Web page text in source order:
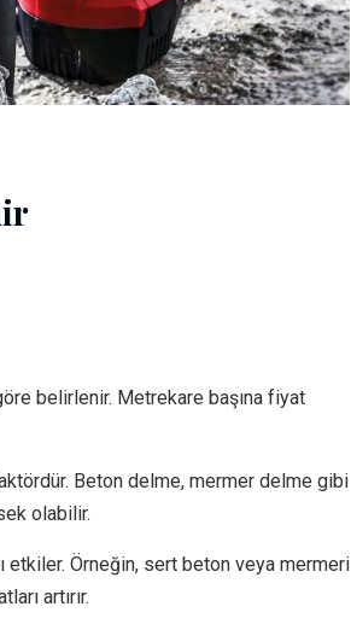
belirlenir. Metrekare başına fiyat
Beton delme, mermer delme gibi
olabilir.
etkiler. Örneğin, sert beton veya mermeri
artırır.